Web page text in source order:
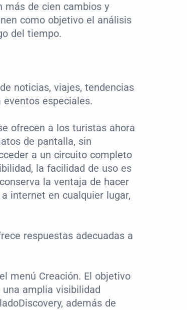
más de cien cambios y
como objetivo el análisis
del tiempo.
noticias, viajes, tendencias
especiales.
ofrecen a los turistas ahora
de pantalla, sin
a un circuito completo
la facilidad de uso es
la ventaja de hacer
internet en cualquier lugar,
respuestas adecuadas a
menú Creación. El objetivo
amplia visibilidad
además de